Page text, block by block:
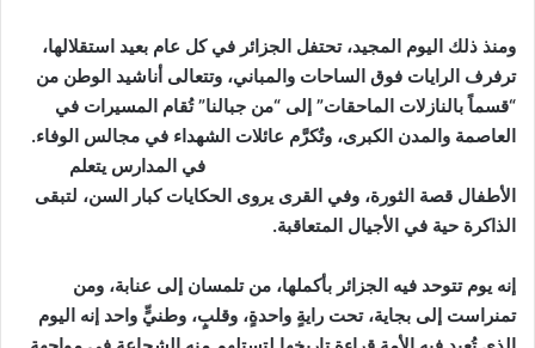
ومنذ ذلك اليوم المجيد، تحتفل الجزائر في كل عام بعيد استقلالها،
ترفرف الرايات فوق الساحات والمباني، وتتعالى أناشيد الوطن من
“قسماً بالنازلات الماحقات” إلى “من جبالنا” تُقام المسيرات في
العاصمة والمدن الكبرى، وتُكرَّم عائلات الشهداء في مجالس الوفاء.
في المدارس يتعلم
الأطفال قصة الثورة، وفي القرى يروى الحكايات كبار السن، لتبقى
الذاكرة حية في الأجيال المتعاقبة.
إنه يوم تتوحد فيه الجزائر بأكملها، من تلمسان إلى عنابة، ومن
تمنراست إلى بجاية، تحت رايةٍ واحدةٍ، وقلبٍ، وطنيٍّ واحد إنه اليوم